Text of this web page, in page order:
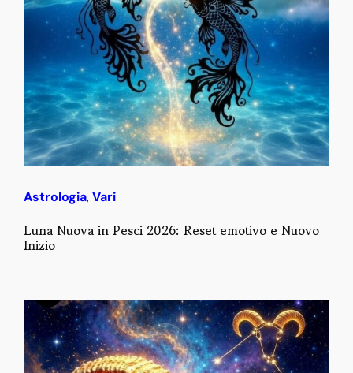
Astrologia,Vari
Luna Nuova in Pesci 2026: Reset emotivo e Nuovo
Inizio